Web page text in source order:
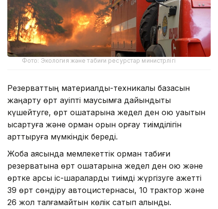
Фото: Экология және табиғи ресурстар министрлігі
Резерваттың материалдық-техникалық базасын
жаңарту өрт қауіпті маусымға дайындықты
күшейтуге, өрт ошақтарына жедел ден қою уақытын
қысқартуға және орман қорын қорғау тиімділігін
арттыруға мүмкіндік береді.
Жоба аясында мемлекеттік орман табиғи
резерватына өрт ошақтарына жедел ден қою және
өртке қарсы іс-шараларды тиімді жүргізуге қажетті
39 өрт сөндіру автоцистернасы, 10 трактор және
26 жол талғамайтын көлік сатып алынды.